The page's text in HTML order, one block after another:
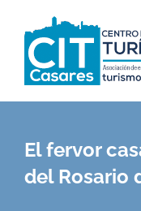
contenido
El fervor
del Rosario